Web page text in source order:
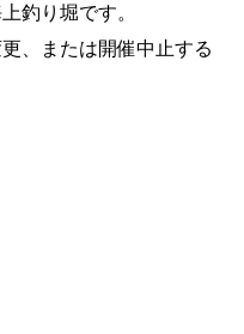
釣り堀です。
、または開催中止する